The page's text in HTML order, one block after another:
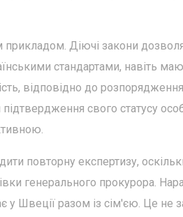
прикладом. Діючі закони
стандартами, навіть
відповідно до
свого статусу
повторну експертизу,
генерального прокурора.
у Швеції разом із сім'єю. Це не